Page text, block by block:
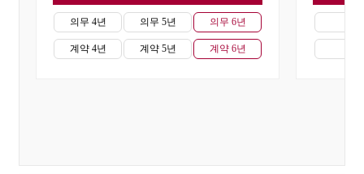
의무 4년
계약 4년
의무 5년
계약 5년
의무 6년
계약 6년